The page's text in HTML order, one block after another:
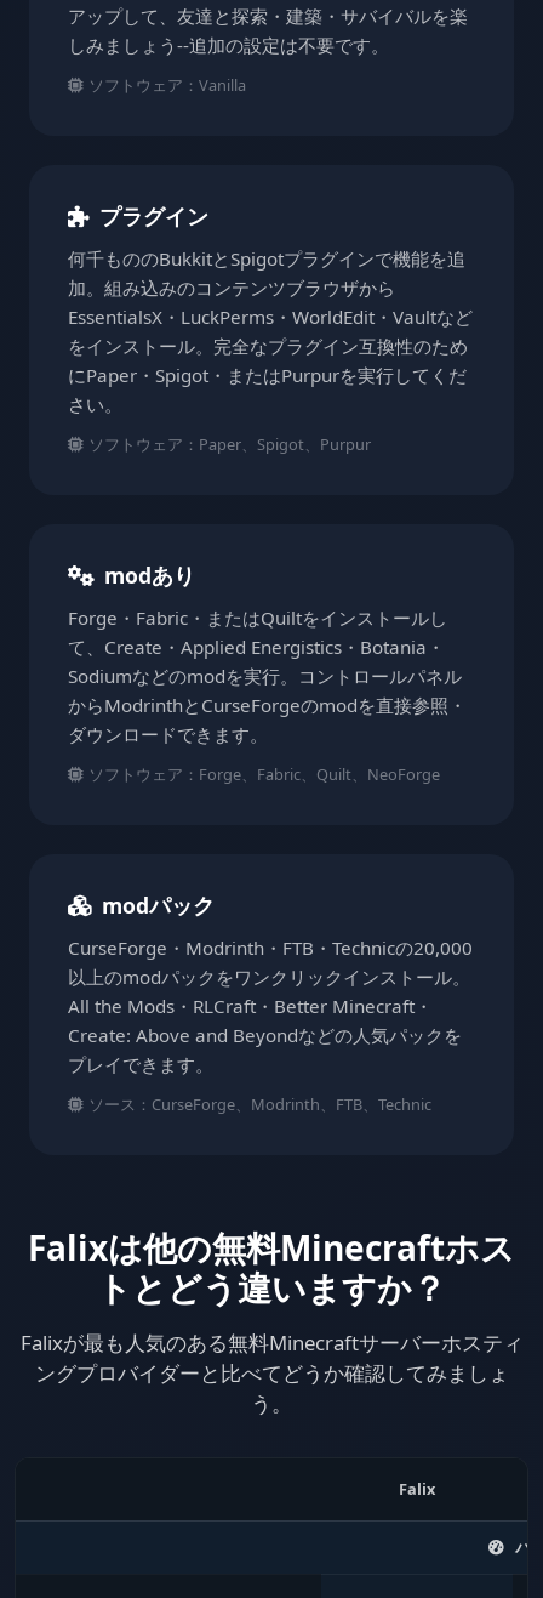
アップして、友達と探索・建築・サバイバルを楽
しみましょう--追加の設定は不要です。
ソフトウェア：Vanilla
プラグイン
何千もののBukkitとSpigotプラグインで機能を追
加。組み込みのコンテンツブラウザから
EssentialsX・LuckPerms・WorldEdit・Vaultなど
をインストール。完全なプラグイン互換性のため
にPaper・Spigot・またはPurpurを実行してくだ
さい。
ソフトウェア：Paper、Spigot、Purpur
modあり
Forge・Fabric・またはQuiltをインストールし
て、Create・Applied Energistics・Botania・
Sodiumなどのmodを実行。コントロールパネル
からModrinthとCurseForgeのmodを直接参照・
ダウンロードできます。
ソフトウェア：Forge、Fabric、Quilt、NeoForge
modパック
CurseForge・Modrinth・FTB・Technicの20,000
以上のmodパックをワンクリックインストール。
All the Mods・RLCraft・Better Minecraft・
Create: Above and Beyondなどの人気パックを
プレイできます。
ソース：CurseForge、Modrinth、FTB、Technic
Falixは他の無料Minecraftホス
トとどう違いますか？
Falixが最も人気のある無料Minecraftサーバーホスティ
ングプロバイダーと比べてどうか確認してみましょ
う。
Falix
パ